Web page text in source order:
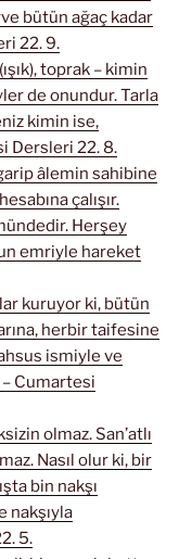
bütün ağaç kadar
22. 9.
toprak – kimin
de onundur. Tarla
kimin ise,
Dersleri 22. 8.
âlemin sahibine
çalışır.
Herşey
emriyle hareket
kuruyor ki, bütün
herbir taifesine
ismiyle ve
Cumartesi
olmaz. San’atlı
Nasıl olur ki, bir
bin nakşı
nakşıyla
5.